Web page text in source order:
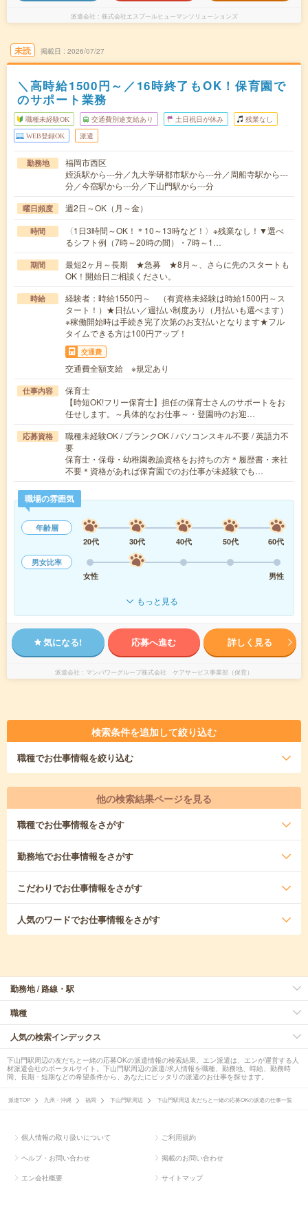
派遣会社 株式会社エスプールヒューマンソリューションズ
未読 掲載日 2026/07/27
＼高時給1500円～／16時終了もOK！保育園で
のサポート業務
職種未経験OK 交通費別途支給あり 土日祝日が休み 残業なし
WEB登録OK 派遣
勤務地
福岡市西区
姪浜駅から---分／九大学研都市駅から---分／周船寺駅から---
分／今宿駅から---分／下山門駅から---分
曜日頻度 週2日～OK（月～金）
時間
〈1日3時間～OK！＊10～13時など！〉※残業なし！▼選べ
るシフト例（7時～20時の間）・7時～1…
期間
最短2ヶ月～長期 ★急募 ★8月～、さらに先のスタートも
OK！開始日ご相談ください。
時給
経験者：時給1550円～ （有資格未経験は時給1500円～ス
タート！）★日払い／週払い制度あり（月払いも選べます）
※稼働開始時は手続き完了次第のお支払いとなります★フル
タイムできる方は100円アップ！
交通費
交通費全額支給 ※規定あり
仕事内容
保育士
【時短OK!フリー保育士】担任の保育士さんのサポートをお
任せします。～具体的なお仕事～・登園時のお迎…
応募資格
職種未経験OK / ブランクOK / パソコンスキル不要 / 英語力不
要
保育士・保母・幼稚園教諭資格をお持ちの方＊履歴書・来社
不要＊資格があれば保育園でのお仕事が未経験でも…
職場の雰囲気
年齢層
20代
30代 40代 50代
60代
男女比率
女性
男性
もっと見る
気になる! 応募へ進む 詳しく見る
派遣会社 マンパワーグループ株式会社 ケアサービス事業部（保育）
検索条件を追加して絞り込む
職種でお仕事情報を絞り込む
他の検索結果ページを見る
職種でお仕事情報をさがす
勤務地でお仕事情報をさがす
こだわりでお仕事情報をさがす
人気のワードでお仕事情報をさがす
勤務地 / 路線・駅
職種
人気の検索インデックス
下山門駅周辺の友だちと一緒の応募OKの派遣情報の検索結果。エン派遣は、エンが運営する人
材派遣会社のポータルサイト。下山門駅周辺の派遣/求人情報を職種、勤務地、時給、勤務時
間、長期・短期などの希望条件から、あなたにピッタリの派遣のお仕事を探せます。
派遣TOP 九州・沖縄 福岡 下山門駅周辺 下山門駅周辺 友だちと一緒の応募OKの派遣の仕事一覧
個人情報の取り扱いについて ご利用規約
ヘルプ・お問い合わせ 掲載のお問い合わせ
エン会社概要 サイトマップ